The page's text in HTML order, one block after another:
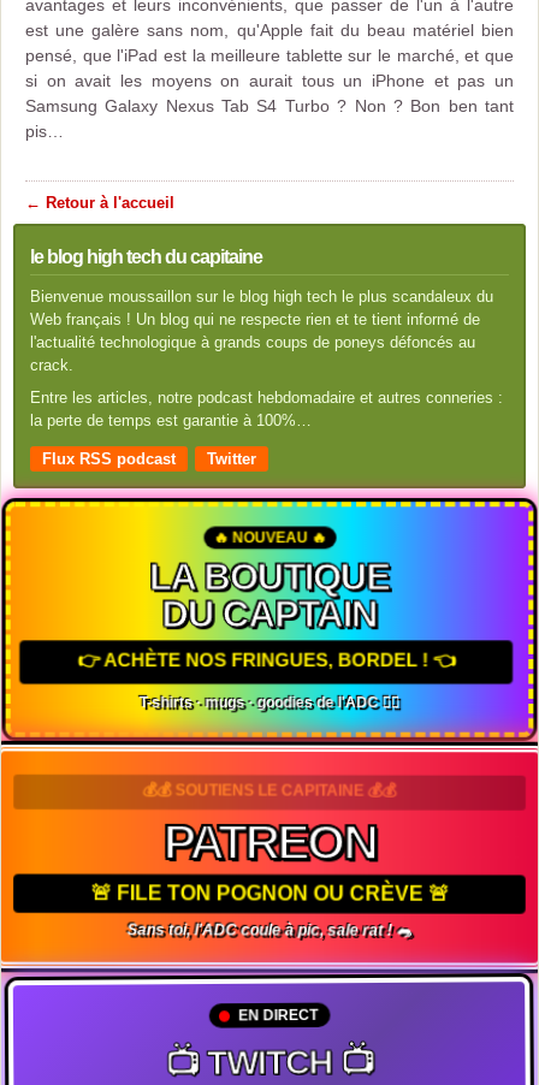
avantages et leurs inconvénients, que passer de l'un à l'autre
est une galère sans nom, qu'Apple fait du beau matériel bien
pensé, que l'iPad est la meilleure tablette sur le marché, et que
si on avait les moyens on aurait tous un iPhone et pas un
Samsung Galaxy Nexus Tab S4 Turbo ? Non ? Bon ben tant
pis…
← Retour à l'accueil
le blog high tech du capitaine
Bienvenue moussaillon sur le blog high tech le plus scandaleux du
Web français ! Un blog qui ne respecte rien et te tient informé de
l'actualité technologique à grands coups de poneys défoncés au
crack.
Entre les articles, notre podcast hebdomadaire et autres conneries :
la perte de temps est garantie à 100%…
Flux RSS podcast Twitter
🔥 NOUVEAU 🔥
LA BOUTIQUE
DU CAPTAIN
👉 ACHÈTE NOS FRINGUES, BORDEL ! 👈
T-shirts · mugs · goodies de l'ADC 🏴‍☠️
💰💰 SOUTIENS LE CAPITAINE 💰💰
PATREON
🚨 FILE TON POGNON OU CRÈVE 🚨
Sans toi, l'ADC coule à pic, sale rat ! 🐀
EN DIRECT
📺 TWITCH 📺